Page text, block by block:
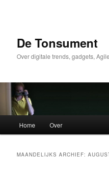
inhoud
inhoudDe Tonsument
Over digitale trends, gadgets,
Home Over
MAANDELIJKS ARCHIEF: